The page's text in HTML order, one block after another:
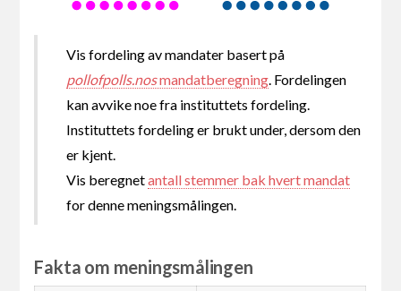
Vis fordeling av mandater basert på
pollofpolls.nosmandatberegning. Fordelingen
kan avvike noe fra instituttets fordeling.
Instituttets fordeling er brukt under, dersom den
er kjent.
Vis beregnetantall stemmer bak hvert mandat
for denne meningsmålingen.
Fakta om meningsmålingen